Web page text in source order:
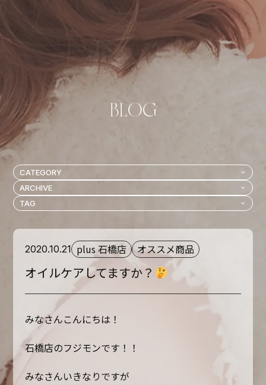
2020.10.21 plus 石橋店 オススメ商品
オイルケアしてますか？
みなさんこんにちは！
石橋店のフジモンです！！
みなさんいきなりですが